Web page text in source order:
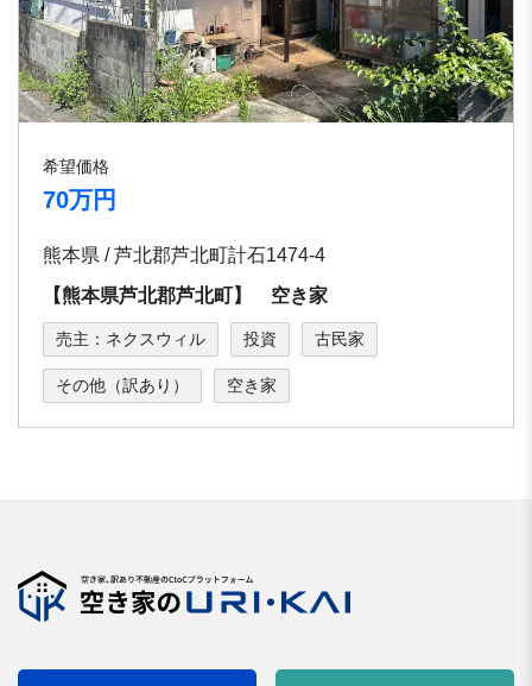
希望価格
70万円
熊本県 / 芦北郡芦北町計石1474-4
【熊本県芦北郡芦北町】 空き家
売主：ネクスウィル 投資 古民家
その他（訳あり） 空き家